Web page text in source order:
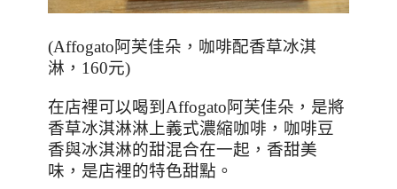
(Affogato阿芙佳朵，咖啡配香草冰淇
淋，160元)
在店裡可以喝到 Affogato阿芙佳朵，是將
香草冰淇淋淋上義式濃縮咖啡，咖啡豆
香與冰淇淋的甜混合在一起，香甜美
味，是店裡的特色甜點。